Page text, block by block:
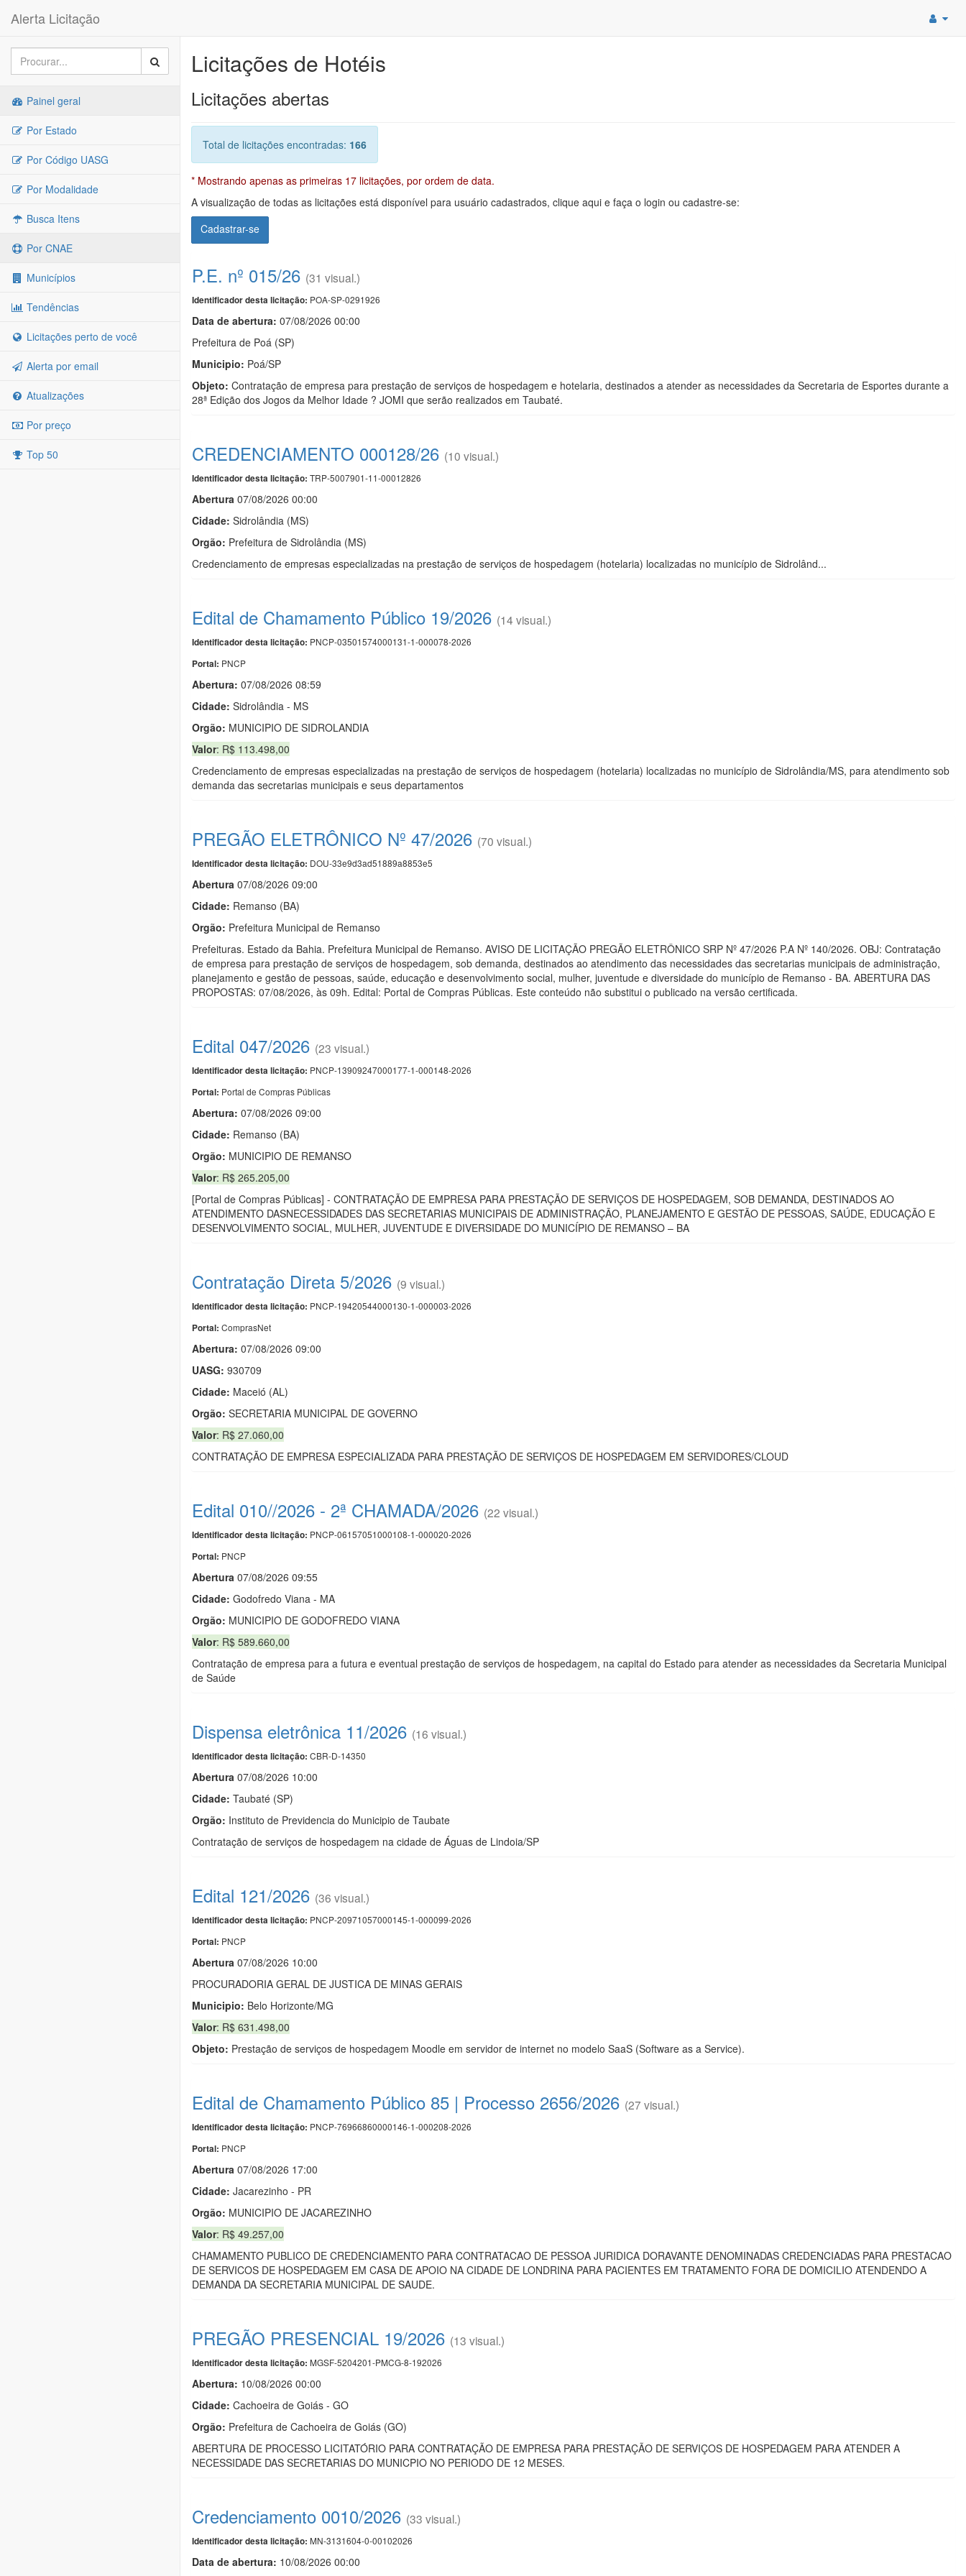
Alerta Licitação
Painel geral
Por Estado
Por Código UASG
Por Modalidade
Busca Itens
Por CNAE
Municípios
Tendências
Licitações perto de você
Alerta por email
Atualizações
Por preço
Top 50
Licitações de Hotéis
Licitações abertas
Total de licitações encontradas: 166
* Mostrando apenas as primeiras 17 licitações, por ordem de data.
A visualização de todas as licitações está disponível para usuário cadastrados, clique aqui e faça o login ou cadastre-se:
Cadastrar-se
P.E. nº 015/26 (31 visual.)
Identificador desta licitação: POA-SP-0291926
Data de abertura: 07/08/2026 00:00
Prefeitura de Poá (SP)
Municipio: Poá/SP
Objeto: Contratação de empresa para prestação de serviços de hospedagem e hotelaria, destinados a atender as necessidades da Secretaria de Esportes durante a
28ª Edição dos Jogos da Melhor Idade ? JOMI que serão realizados em Taubaté.
CREDENCIAMENTO 000128/26 (10 visual.)
Identificador desta licitação: TRP-5007901-11-00012826
Abertura 07/08/2026 00:00
Cidade: Sidrolândia (MS)
Orgão: Prefeitura de Sidrolândia (MS)
Credenciamento de empresas especializadas na prestação de serviços de hospedagem (hotelaria) localizadas no município de Sidrolând...
Edital de Chamamento Público 19/2026 (14 visual.)
Identificador desta licitação: PNCP-03501574000131-1-000078-2026
Portal: PNCP
Abertura: 07/08/2026 08:59
Cidade: Sidrolândia - MS
Orgão: MUNICIPIO DE SIDROLANDIA
Valor: R$ 113.498,00
Credenciamento de empresas especializadas na prestação de serviços de hospedagem (hotelaria) localizadas no município de Sidrolândia/MS, para atendimento sob
demanda das secretarias municipais e seus departamentos
PREGÃO ELETRÔNICO Nº 47/2026 (70 visual.)
Identificador desta licitação: DOU-33e9d3ad51889a8853e5
Abertura 07/08/2026 09:00
Cidade: Remanso (BA)
Orgão: Prefeitura Municipal de Remanso
Prefeituras. Estado da Bahia. Prefeitura Municipal de Remanso. AVISO DE LICITAÇÃO PREGÃO ELETRÔNICO SRP Nº 47/2026 P.A Nº 140/2026. OBJ: Contratação
de empresa para prestação de serviços de hospedagem, sob demanda, destinados ao atendimento das necessidades das secretarias municipais de administração,
planejamento e gestão de pessoas, saúde, educação e desenvolvimento social, mulher, juventude e diversidade do município de Remanso - BA. ABERTURA DAS
PROPOSTAS: 07/08/2026, às 09h. Edital: Portal de Compras Públicas. Este conteúdo não substitui o publicado na versão certificada.
Edital 047/2026 (23 visual.)
Identificador desta licitação: PNCP-13909247000177-1-000148-2026
Portal: Portal de Compras Públicas
Abertura: 07/08/2026 09:00
Cidade: Remanso (BA)
Orgão: MUNICIPIO DE REMANSO
Valor: R$ 265.205,00
[Portal de Compras Públicas] - CONTRATAÇÃO DE EMPRESA PARA PRESTAÇÃO DE SERVIÇOS DE HOSPEDAGEM, SOB DEMANDA, DESTINADOS AO
ATENDIMENTO DASNECESSIDADES DAS SECRETARIAS MUNICIPAIS DE ADMINISTRAÇÃO, PLANEJAMENTO E GESTÃO DE PESSOAS, SAÚDE, EDUCAÇÃO E
DESENVOLVIMENTO SOCIAL, MULHER, JUVENTUDE E DIVERSIDADE DO MUNICÍPIO DE REMANSO – BA
Contratação Direta 5/2026 (9 visual.)
Identificador desta licitação: PNCP-19420544000130-1-000003-2026
Portal: ComprasNet
Abertura: 07/08/2026 09:00
UASG: 930709
Cidade: Maceió (AL)
Orgão: SECRETARIA MUNICIPAL DE GOVERNO
Valor: R$ 27.060,00
CONTRATAÇÃO DE EMPRESA ESPECIALIZADA PARA PRESTAÇÃO DE SERVIÇOS DE HOSPEDAGEM EM SERVIDORES/CLOUD
Edital 010//2026 - 2ª CHAMADA/2026 (22 visual.)
Identificador desta licitação: PNCP-06157051000108-1-000020-2026
Portal: PNCP
Abertura 07/08/2026 09:55
Cidade: Godofredo Viana - MA
Orgão: MUNICIPIO DE GODOFREDO VIANA
Valor: R$ 589.660,00
Contratação de empresa para a futura e eventual prestação de serviços de hospedagem, na capital do Estado para atender as necessidades da Secretaria Municipal
de Saúde
Dispensa eletrônica 11/2026 (16 visual.)
Identificador desta licitação: CBR-D-14350
Abertura 07/08/2026 10:00
Cidade: Taubaté (SP)
Orgão: Instituto de Previdencia do Municipio de Taubate
Contratação de serviços de hospedagem na cidade de Águas de Lindoia/SP
Edital 121/2026 (36 visual.)
Identificador desta licitação: PNCP-20971057000145-1-000099-2026
Portal: PNCP
Abertura 07/08/2026 10:00
PROCURADORIA GERAL DE JUSTICA DE MINAS GERAIS
Municipio: Belo Horizonte/MG
Valor: R$ 631.498,00
Objeto: Prestação de serviços de hospedagem Moodle em servidor de internet no modelo SaaS (Software as a Service).
Edital de Chamamento Público 85 | Processo 2656/2026 (27 visual.)
Identificador desta licitação: PNCP-76966860000146-1-000208-2026
Portal: PNCP
Abertura 07/08/2026 17:00
Cidade: Jacarezinho - PR
Orgão: MUNICIPIO DE JACAREZINHO
Valor: R$ 49.257,00
CHAMAMENTO PUBLICO DE CREDENCIAMENTO PARA CONTRATACAO DE PESSOA JURIDICA DORAVANTE DENOMINADAS CREDENCIADAS PARA PRESTACAO
DE SERVICOS DE HOSPEDAGEM EM CASA DE APOIO NA CIDADE DE LONDRINA PARA PACIENTES EM TRATAMENTO FORA DE DOMICILIO ATENDENDO A
DEMANDA DA SECRETARIA MUNICIPAL DE SAUDE.
PREGÃO PRESENCIAL 19/2026 (13 visual.)
Identificador desta licitação: MGSF-5204201-PMCG-8-192026
Abertura: 10/08/2026 00:00
Cidade: Cachoeira de Goiás - GO
Orgão: Prefeitura de Cachoeira de Goiás (GO)
ABERTURA DE PROCESSO LICITATÓRIO PARA CONTRATAÇÃO DE EMPRESA PARA PRESTAÇÃO DE SERVIÇOS DE HOSPEDAGEM PARA ATENDER A
NECESSIDADE DAS SECRETARIAS DO MUNICPIO NO PERIODO DE 12 MESES.
Credenciamento 0010/2026 (33 visual.)
Identificador desta licitação: MN-3131604-0-00102026
Data de abertura: 10/08/2026 00:00